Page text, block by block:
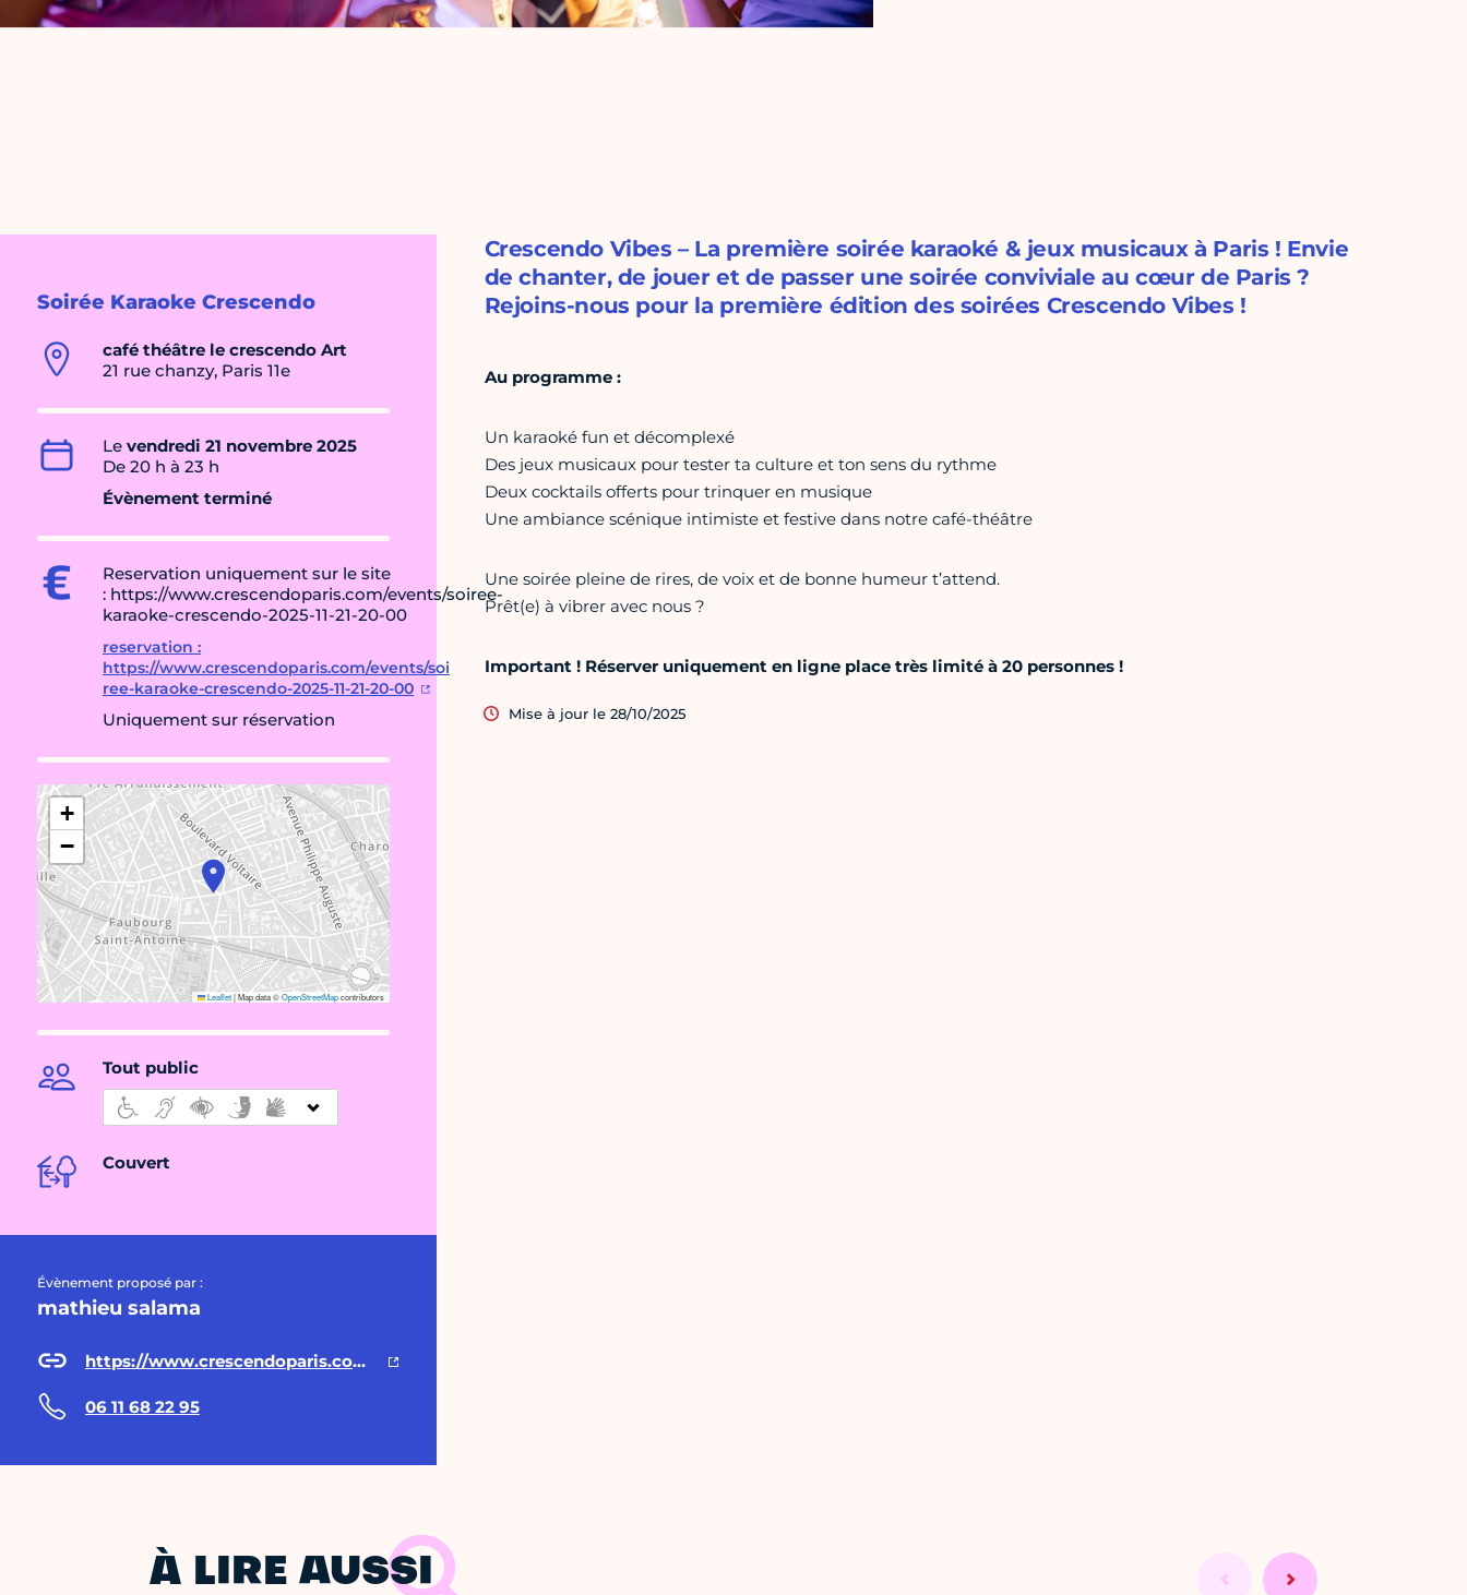
Soirée Karaoke Crescendo
café théâtre le crescendo Art
21 rue chanzy, Paris 11e
Le vendredi 21 novembre 2025
De 20 h à 23 h
Évènement terminé
Reservation uniquement sur le site
: https://www.crescendoparis.com/events/soiree-
karaoke-crescendo-2025-11-21-20-00
reservation :
https://www.crescendoparis.com/events/soi
ree-karaoke-crescendo-2025-11-21-20-00
Uniquement sur réservation
+
−
Leaflet|Map data ©OpenStreetMapcontributors
Tout public
Couvert
Évènement proposé par :
mathieu salama
https://www.crescendoparis.com/events/soiree-karaoke-crescendo-2025-11-21-20-00
06 11 68 22 95
Crescendo Vibes – La première soirée karaoké & jeux musicaux à Paris ! Envie
de chanter, de jouer et de passer une soirée conviviale au cœur de Paris ?
Rejoins-nous pour la première édition des soirées Crescendo Vibes !
Au programme :
Un karaoké fun et décomplexé
Des jeux musicaux pour tester ta culture et ton sens du rythme
Deux cocktails offerts pour trinquer en musique
Une ambiance scénique intimiste et festive dans notre café-théâtre
Une soirée pleine de rires, de voix et de bonne humeur t’attend.
Prêt(e) à vibrer avec nous ?
Important ! Réserver uniquement en ligne place très limité à 20 personnes !
Mise à jour le 28/10/2025
À LIRE AUSSI